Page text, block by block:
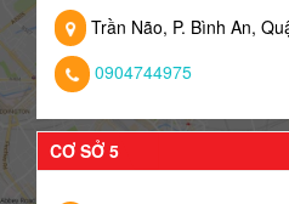
Trần Não, P. Bình An,
0904744975
CƠ SỞ 5